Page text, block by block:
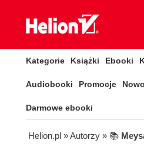
Kategorie Książki Ebooki
Audiobooki Promocje
Darmowe ebooki
Helion.pl » Autorzy » 📚